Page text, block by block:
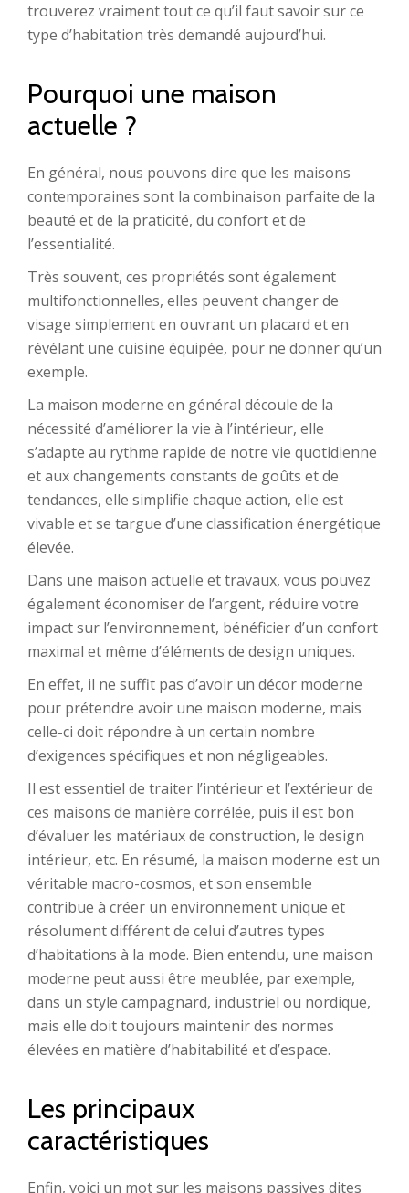
trouverez vraiment tout ce qu’il faut savoir sur ce
type d’habitation très demandé aujourd’hui.
Pourquoi une maison
actuelle ?
En général, nous pouvons dire que les maisons
contemporaines sont la combinaison parfaite de la
beauté et de la praticité, du confort et de
l’essentialité.
Très souvent, ces propriétés sont également
multifonctionnelles, elles peuvent changer de
visage simplement en ouvrant un placard et en
révélant une cuisine équipée, pour ne donner qu’un
exemple.
La maison moderne en général découle de la
nécessité d’améliorer la vie à l’intérieur, elle
s’adapte au rythme rapide de notre vie quotidienne
et aux changements constants de goûts et de
tendances, elle simplifie chaque action, elle est
vivable et se targue d’une classification énergétique
élevée.
Dans une maison actuelle et travaux, vous pouvez
également économiser de l’argent, réduire votre
impact sur l’environnement, bénéficier d’un confort
maximal et même d’éléments de design uniques.
En effet, il ne suffit pas d’avoir un décor moderne
pour prétendre avoir une maison moderne, mais
celle-ci doit répondre à un certain nombre
d’exigences spécifiques et non négligeables.
Il est essentiel de traiter l’intérieur et l’extérieur de
ces maisons de manière corrélée, puis il est bon
d’évaluer les matériaux de construction, le design
intérieur, etc. En résumé, la maison moderne est un
véritable macro-cosmos, et son ensemble
contribue à créer un environnement unique et
résolument différent de celui d’autres types
d’habitations à la mode. Bien entendu, une maison
moderne peut aussi être meublée, par exemple,
dans un style campagnard, industriel ou nordique,
mais elle doit toujours maintenir des normes
élevées en matière d’habitabilité et d’espace.
Les principaux
caractéristiques
Enfin, voici un mot sur les maisons passives dites